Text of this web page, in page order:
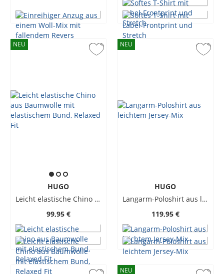
NEU
HUGO
Leicht elastische Chino aus Baumwolle mit elastischem Bund, Relaxed Fit
99,95 €
NEU
HUGO
Langarm-Poloshirt aus leichtem Jersey-Mix
119,95 €
NEU